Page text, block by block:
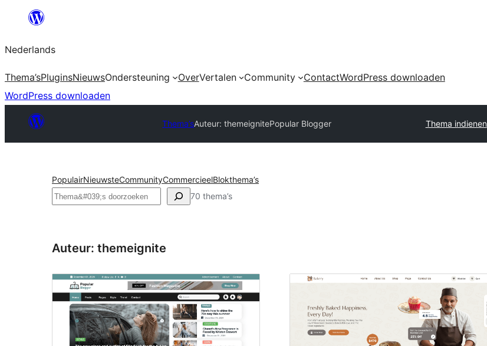
de
inhoud
Nederlands
Thema’sPluginsNieuwsOndersteuning OverVertalen Community ContactWordPress downloaden
WordPress downloaden
Thema’sAuteur: themeignitePopular Blogger Thema indienen
PopulairNieuwsteCommunityCommercieelBlokthema’s
Zoeken 70 thema’s
Auteur: themeignite